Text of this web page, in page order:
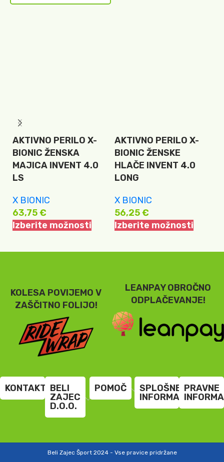
AKTIVNO PERILO X-
BIONIC ŽENSKA
MAJICA INVENT 4.0
LS
X BIONIC
63,75€
Izberite možnosti
AKTIVNO PERILO X-
BIONIC ŽENSKE
HLAČE INVENT 4.0
LONG
X BIONIC
56,25€
Izberite možnosti
KOLESA POVIJEMO V
ZAŠČITNO FOLIJO!
LEANPAY OBROČNO
ODPLAČEVANJE!
KONTAKT BELI
ZAJEC
D.O.O.
POMOČ
SPLOŠNE
INFORMACIJE
PRAVNE
Beli Zajec Šport 2024 - Vse pravice pridržane